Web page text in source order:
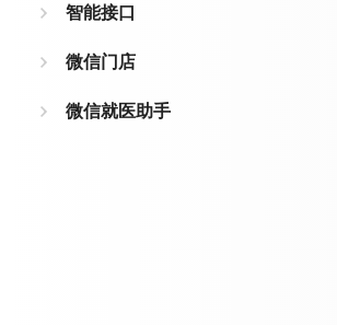
智能接口
微信门店
微信就医助手